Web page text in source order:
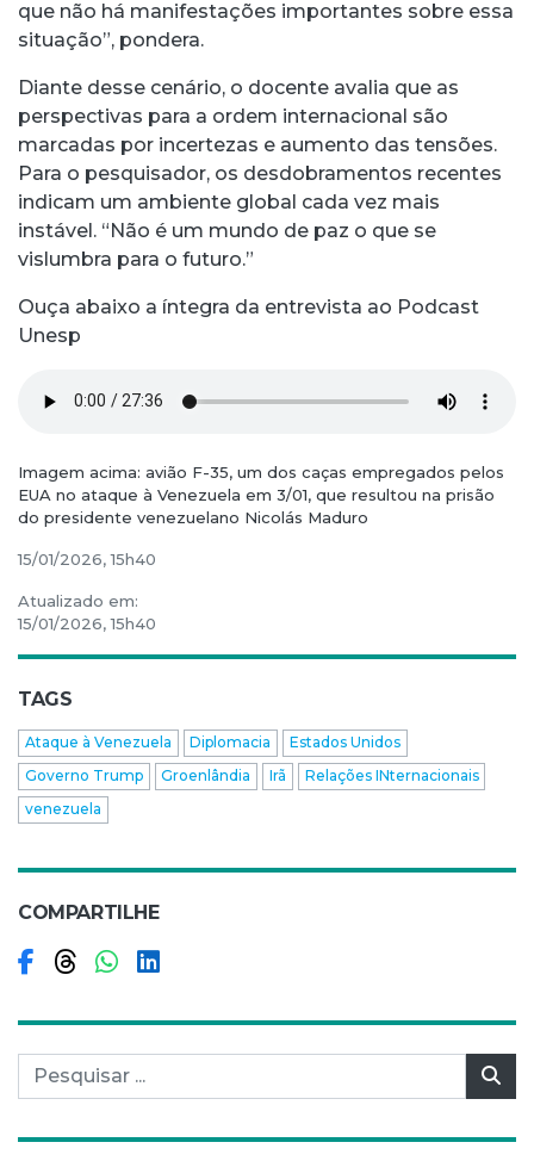
que não há manifestações importantes sobre essa
situação”, pondera.
Diante desse cenário, o docente avalia que as
perspectivas para a ordem internacional são
marcadas por incertezas e aumento das tensões.
Para o pesquisador, os desdobramentos recentes
indicam um ambiente global cada vez mais
instável. “Não é um mundo de paz o que se
vislumbra para o futuro.”
Ouça abaixo a íntegra da entrevista ao Podcast
Unesp
Imagem acima: avião F-35, um dos caças empregados pelos
EUA no ataque à Venezuela em 3/01, que resultou na prisão
do presidente venezuelano Nicolás Maduro
15/01/2026, 15h40
Atualizado em:
15/01/2026, 15h40
TAGS
Ataque à Venezuela Diplomacia
Estados Unidos
Governo Trump
Groenlândia Irã
Relações INternacionais
venezuela
COMPARTILHE
Compartilhar no Facebook
Compartilhar no Threads
Compartilhar no WhatsApp
Compartilhar no LinkedIn
Pesquisar por: